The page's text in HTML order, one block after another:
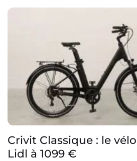
Crivit Classique : le
Lidl à 1099 €